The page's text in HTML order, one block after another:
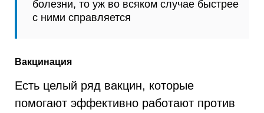
болезни, то уж во всяком случае быстрее
с ними справляется
Вакцинация
Есть целый ряд вакцин, которые
помогают эффективно работают против